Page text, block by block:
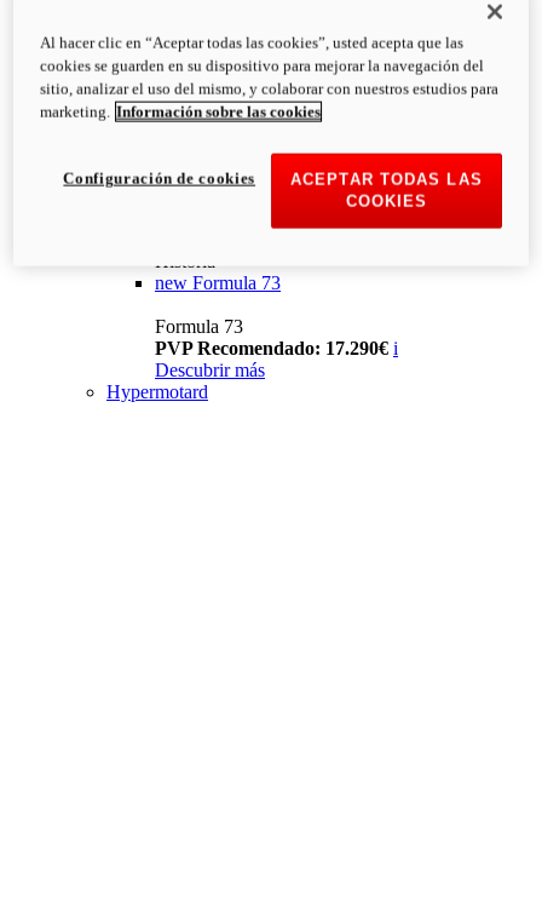
Historia
new Formula 73
Formula 73
PVP Recomendado: 17.290€ i
Descubrir más
Hypermotard
Al hacer clic en “Aceptar todas las cookies”, usted acepta que las
cookies se guarden en su dispositivo para mejorar la navegación del
sitio, analizar el uso del mismo, y colaborar con nuestros estudios para
marketing. Información sobre las cookies
ACEPTAR TODAS LAS
COOKIES
Configuración de cookies